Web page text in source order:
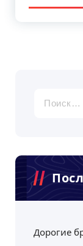
Дорогие